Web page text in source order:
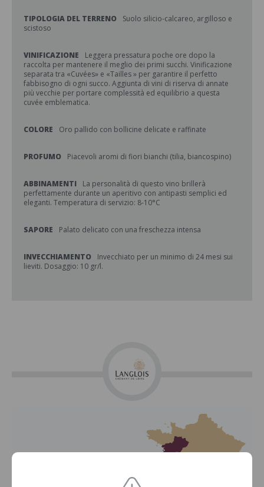
TIPOLOGIA DEL TERRENO
Suolo silicio-calcareo, argilloso e
scistoso
VINIFICAZIONE
Leggera pressatura poche ore dopo la
raccolta per mantenere il meglio dei primi succhi. Vinificazione
separata tra «Cuvées» e «Tailles » per garantire il perfetto
fabbisogno di ogni succo. Aggiunta di vini di riserva di annate
più vecchie per portare complessità ed equilibrio a questa
cuvée emblematica.
COLORE Oro pallido con bollicine delicate e raffinate
PROFUMO Piacevoli aromi di fiori bianchi (tilia, biancospino)
ABBINAMENTI
La personalità di questo vino brillerà
perfettamente durante un aperitivo con antipasti semplici ed
eleganti. Temperatura di servizio: 8-10°C
SAPORE Palato delicato con una freschezza intensa
INVECCHIAMENTO
Invecchiato per un minimo di 24 mesi sui
lieviti. Dosaggio: 10 gr/l.